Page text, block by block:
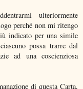
ulteriormente
perché non mi ritengo
indicato per una simile
possa trarre dal
ad una coscienziosa
di questa Carta,